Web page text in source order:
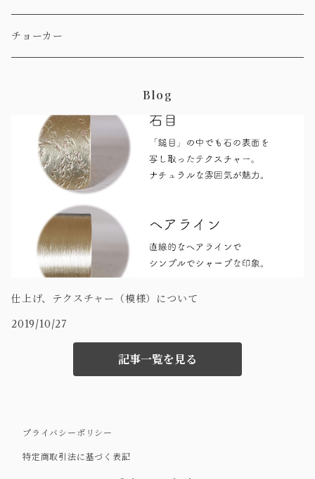
チョーカー
Blog
仕上げ、テクスチャー（模様）について
2019/10/27
記事一覧を見る
プライバシーポリシー
特定商取引法に基づく表記